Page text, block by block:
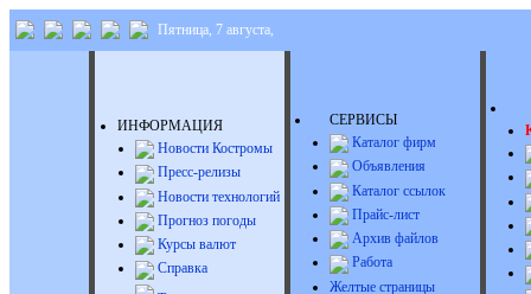
Пятница, 7 августа,
ИНФОРМАЦИЯ
Новости Костромы
Пресс-релизы
Новости технологий
Прогноз погоды
Курсы валют
Справка
СЕРВИСЫ
Каталог фирм
Объявления
Каталог ссылок
Прайс-лист
Архив файлов
Работа
Желтые страницы